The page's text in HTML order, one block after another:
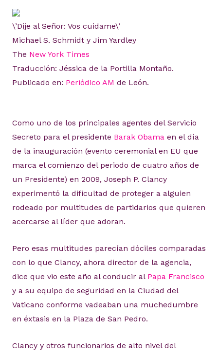
\’Dije al Señor: Vos cuidame\’
Michael S. Schmidt y Jim Yardley
The New York Times
Traducción: Jéssica de la Portilla Montaño.
Publicado en: Periódico AM de León.
Como uno de los principales agentes del Servicio
Secreto para el presidente Barak Obamaen el día
de la inauguración (evento ceremonial en EU que
marca el comienzo del periodo de cuatro años de
un Presidente) en 2009, Joseph P. Clancy
experimentó la dificultad de proteger a alguien
rodeado por multitudes de partidarios que quieren
acercarse al líder que adoran.
Pero esas multitudes parecían dóciles comparadas
con lo que Clancy, ahora director de la agencia,
dice que vio este año al conducir al Papa Francisco
y a su equipo de seguridad en la Ciudad del
Vaticano conforme vadeaban una muchedumbre
en éxtasis en la Plaza de San Pedro.
Clancy y otros funcionarios de alto nivel del